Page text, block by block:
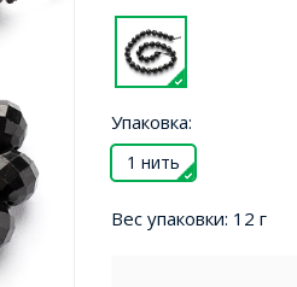
Упаковка:
1 нить
Вес упаковки: 12 г